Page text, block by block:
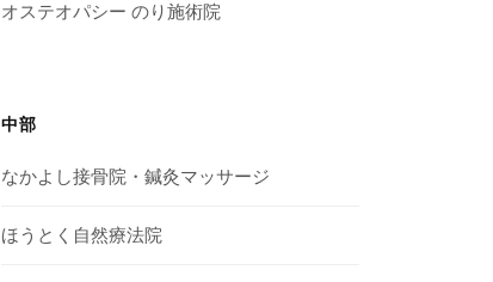
オステオパシー のり施術院
中部
なかよし接骨院・鍼灸マッサージ
ほうとく自然療法院